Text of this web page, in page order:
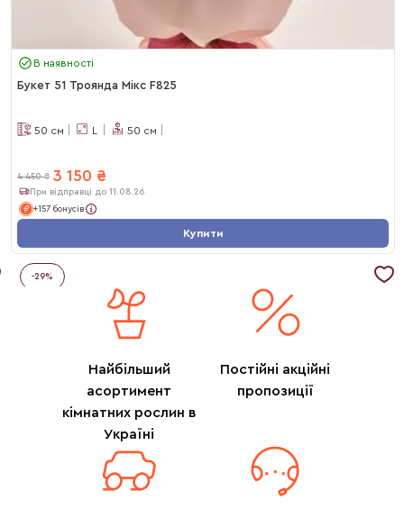
В наявності
Букет 51 Троянда Мікс F825
50 см L 50 см
4 450 ₴ 3 150 ₴
При відправці до 11.08.26
+157 бонусів
Купити
-29%
Найбільший
асортимент
кімнатних рослин в
Україні
Постійні акційні
пропозиції